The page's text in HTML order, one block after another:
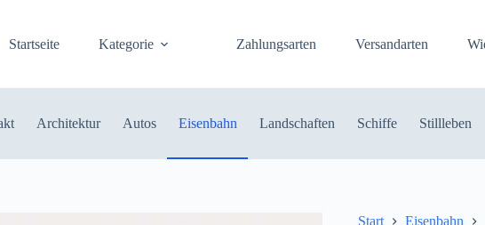
Startseite Kategorie Zahlungsarten Versandarten
Architektur Autos Eisenbahn Landschaften Schiffe Stillleben
Start
Eisenbahn